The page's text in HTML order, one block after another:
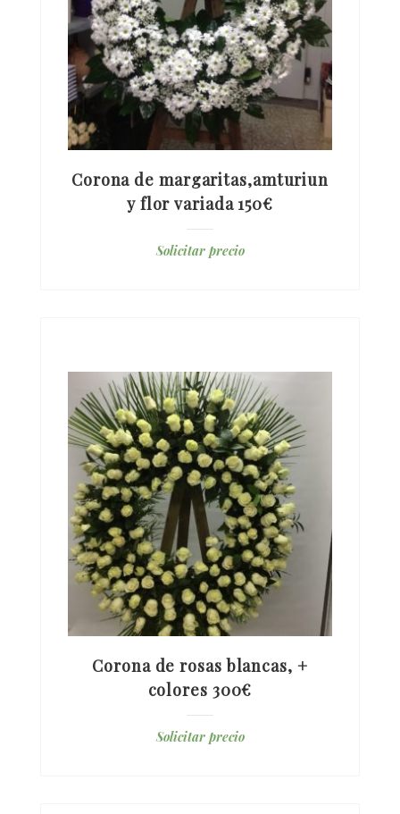
Corona de margaritas,amturiun
y flor variada 150€
Solicitar precio
Corona de rosas blancas, +
colores 300€
Solicitar precio